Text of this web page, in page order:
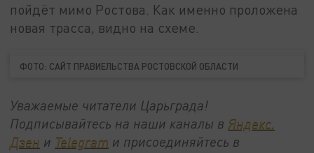
пойдёт мимо Ростова. Как именно проложена
новая трасса, видно на схеме.
ФОТО: САЙТ ПРАВИЕЛЬСТВА РОСТОВСКОЙ ОБЛАСТИ
Уважаемые читатели Царьграда!
Подписывайтесь на наши каналы в Яндекс.
Дзен и Telegram и присоединяйтесь в